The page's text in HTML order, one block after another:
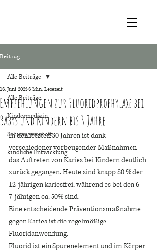
Beitrag
Alle Beiträge
Kindermedizin
Schwangerschaft
kindliche Entwicklung
Alle Beiträge
Empfehlungen zur Fluoridprophylaxe bei
Babys und Kindern bis 3 Jahre
13. Juni 20223 Min. Lesezeit
In den letzten 30 Jahren ist dank
verschiedener vorbeugender Maßnahmen
das Auftreten von Karies bei Kindern deutlich
zurück gegangen. Heute sind knapp 80 % der
12-jährigen kariesfrei, während es bei den 6 –
7-jährigen ca. 50% sind.
Eine entscheidende Präventionsmaßnahme
gegen Karies ist die regelmäßige
Fluoridanwendung.
Fluorid ist ein Spurenelement und im Körper